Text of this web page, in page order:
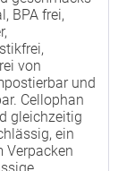
BPA frei,
von
und
Cellophan
gleichzeitig
ein
Verpacken